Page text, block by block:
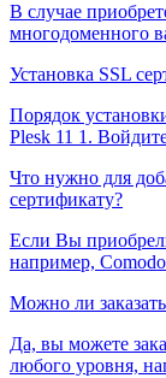
В случае
многодоменного
Установка SSL
Порядок
Plesk 11 1.
Что нужно для
сертификату?
Если Вы
например,
Можно ли
Да, вы можете
любого уровня,